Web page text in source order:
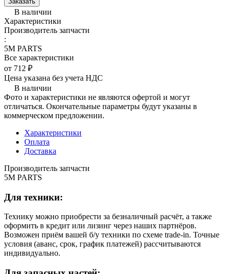
В наличии
Характеристики
Производитель запчасти
:
5M PARTS
Все характеристики
от 712 ₽
Цена указана без учета НДС
В наличии
Фото и характеристики не являются офертой и могут
отличаться. Окончательные параметры будут указаны в
коммерческом предложении.
Характеристики
Оплата
Доставка
Производитель запчасти
5M PARTS
Для техники:
Технику можно приобрести за безналичный расчёт, а также
оформить в кредит или лизинг через наших партнёров.
Возможен приём вашей б/у техники по схеме trade-in. Точные
условия (аванс, срок, график платежей) рассчитываются
индивидуально.